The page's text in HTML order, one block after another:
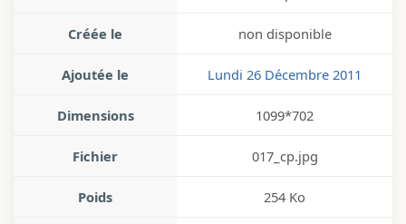
Créée le non disponible
Ajoutée le Lundi 26 Décembre 2011
Dimensions 1099*702
Fichier 017_cp.jpg
Poids 254 Ko